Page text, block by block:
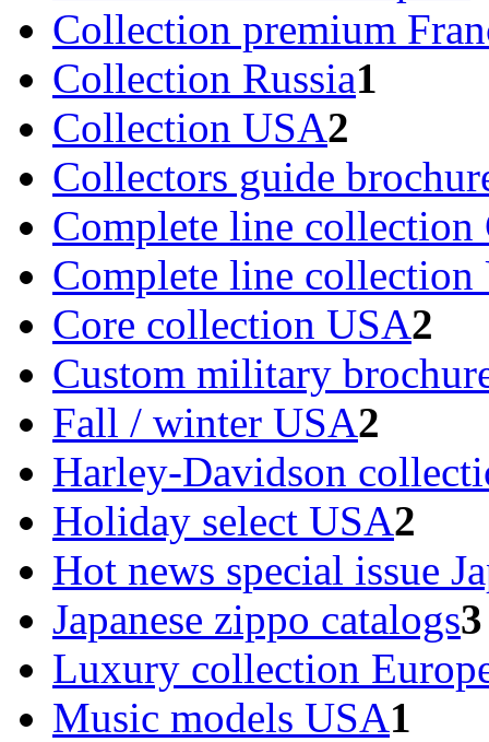
Collection premium
Collection Russia1
Collection USA2
Collectors guide
Complete line collection
Complete line collection
Core collection USA2
Custom military
Fall / winter USA2
Harley-Davidson
Holiday select USA2
Hot news special issue
Japanese zippo catalogs3
Luxury collection
Music models USA1